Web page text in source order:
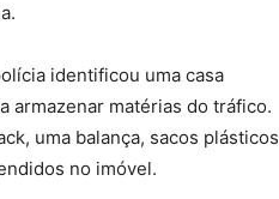
identificou uma casa
armazenar matérias do tráfico.
uma balança, sacos plásticos
no imóvel.